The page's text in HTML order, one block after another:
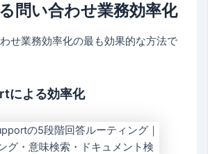
問い合わせ業務効率化
せ業務効率化の最も効果的な方法で
による効率化